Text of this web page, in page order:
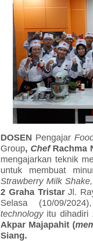
DOSEN Pengajar
Group, ChefRachma
mengajarkan teknik
untuk membuat
Strawberry Milk Shake,
2 Graha TristarJl.
Selasa (10/09/
technologyitu dihadiri
Akpar Majapahit (
Siang.